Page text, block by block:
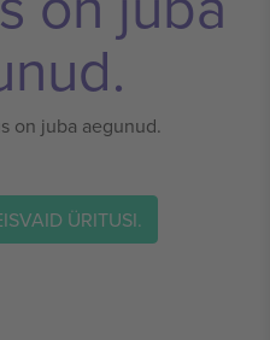
on juba aegunud.
ÜRITUSI.